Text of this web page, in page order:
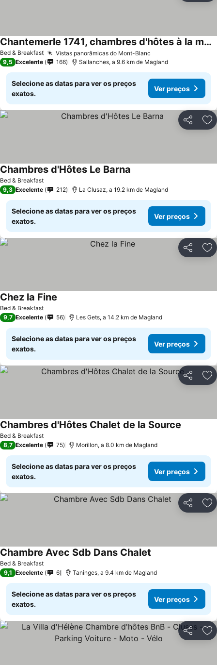
Bed & Breakfast Vistas panorâmicas do Mont-Blanc
Chantemerle 1741, chambres d'hôtes à la montagne
9,5 Excelente 166 Sallanches, a 9.6 km de Magland
Selecione as datas para ver os preços
exatos.
Ver preços
Partilhar
Bed & Breakfast
Chambres d'Hôtes Le Barna
9,3 Excelente 212 La Clusaz, a 19.2 km de Magland
Selecione as datas para ver os preços
exatos.
Ver preços
Partilhar
Bed & Breakfast
Chez la Fine
9,7 Excelente 56 Les Gets, a 14.2 km de Magland
Selecione as datas para ver os preços
exatos.
Ver preços
Partilhar
Bed & Breakfast
Chambres d'Hôtes Chalet de la Source
8,7 Excelente 75 Morillon, a 8.0 km de Magland
Selecione as datas para ver os preços
exatos.
Ver preços
Partilhar
Bed & Breakfast
Chambre Avec Sdb Dans Chalet
9,1 Excelente 6 Taninges, a 9.4 km de Magland
Selecione as datas para ver os preços
exatos.
Ver preços
Partilhar